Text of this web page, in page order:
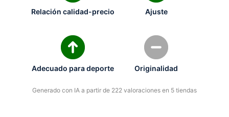
Relación calidad-precio Ajuste
Adecuado para deporte Originalidad
Generado con IA a partir de 222 valoraciones en 5 tiendas